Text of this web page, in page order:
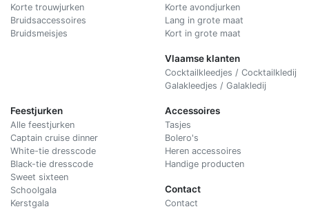
Korte trouwjurken
Bruidsaccessoires
Bruidsmeisjes
Korte avondjurken
Lang in grote maat
Kort in grote maat
Vlaamse klanten
Cocktailkleedjes / Cocktailkledij
Galakleedjes / Galakledij
Feestjurken
Alle feestjurken
Captain cruise dinner
White-tie dresscode
Black-tie dresscode
Sweet sixteen
Schoolgala
Kerstgala
Accessoires
Tasjes
Bolero's
Heren accessoires
Handige producten
Contact
Contact